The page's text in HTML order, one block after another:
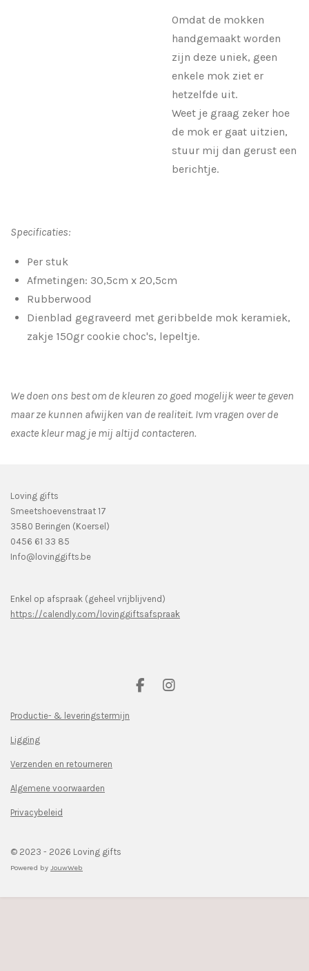
Omdat de mokken
handgemaakt worden
zijn deze uniek, geen
enkele mok ziet er
hetzelfde uit.
Weet je graag zeker hoe
de mok er gaat uitzien,
stuur mij dan gerust een
berichtje.
Specificaties:
Per stuk
Afmetingen: 30,5cm x 20,5cm
Rubberwood
Dienblad gegraveerd met geribbelde mok keramiek,
zakje 150gr cookie choc's, lepeltje.
We doen ons best om de kleuren zo goed mogelijk weer te geven
maar ze kunnen afwijken van de realiteit. Ivm vragen over de
exacte kleur mag je mij altijd contacteren.
Loving gifts
Smeetshoevenstraat 17
3580 Beringen (Koersel)
0456 61 33 85
Info@lovinggifts.be
Enkel op afspraak (geheel vrijblijvend)
https://calendly.com/lovinggiftsafspraak
F
I
Productie- & leveringstermijn
Ligging
Verzenden en retourneren
Algemene voorwaarden
Privacybeleid
© 2023 - 2026 Loving gifts
Powered by JouwWeb